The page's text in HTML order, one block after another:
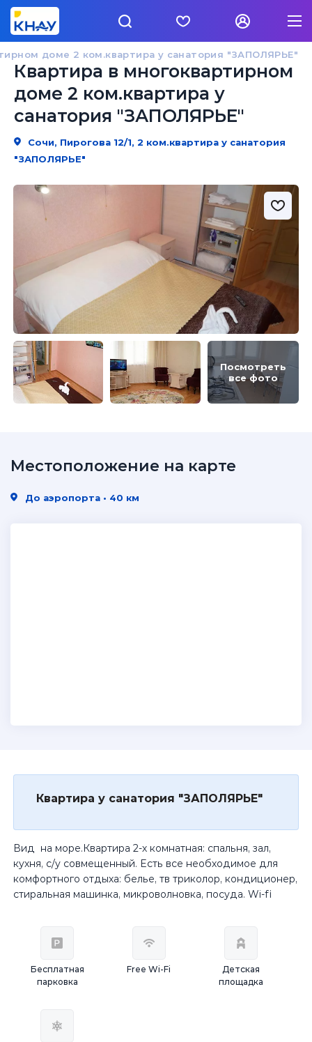
доме 2 ком.квартира у санатория "ЗАПОЛЯРЬЕ"
Квартира в многоквартирном
доме 2 ком.квартира у
санатория "ЗАПОЛЯРЬЕ"
Сочи, Пирогова 12/1, 2 ком.квартира у санатория
"ЗАПОЛЯРЬЕ"
Посмотреть
все фото
Квартира у санатория "ЗАПОЛЯРЬЕ"
Вид на море.Квартира 2-х комнатная: спальня, зал,
кухня, с/у совмещенный. Есть все необходимое для
комфортного отдыха: белье, тв триколор, кондиционер,
стиральная машинка, микроволновка, посуда. Wi-fi
Бесплатная
парковка
Free Wi-Fi
Детская
площадка
Местоположение на карте
До аэропорта • 40 км